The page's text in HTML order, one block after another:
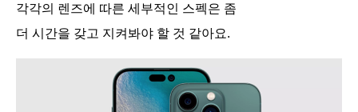
각각의 렌즈에 따른 세부적인 스펙은 좀
더 시간을 갖고 지켜봐야 할 것 같아요.